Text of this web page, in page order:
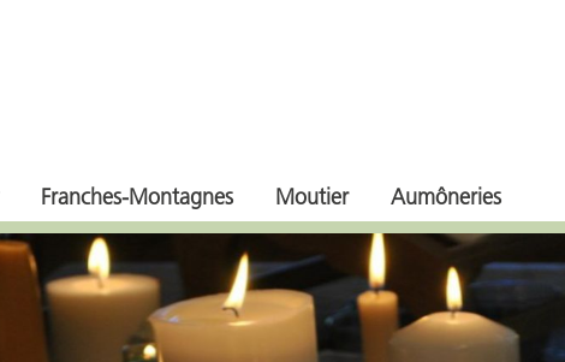
Franches-Montagnes Moutier Aumôneries